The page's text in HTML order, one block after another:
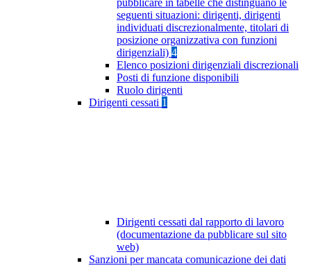
pubblicare in tabelle che distinguano le
seguenti situazioni: dirigenti, dirigenti
individuati discrezionalmente, titolari di
posizione organizzativa con funzioni
dirigenziali) 4
Elenco posizioni dirigenziali discrezionali
Posti di funzione disponibili
Ruolo dirigenti
Dirigenti cessati 1
Dirigenti cessati dal rapporto di lavoro
(documentazione da pubblicare sul sito
web)
Sanzioni per mancata comunicazione dei dati